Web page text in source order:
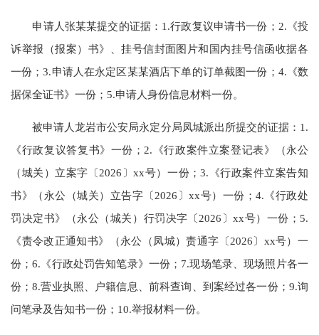
申请人张某某提交的证据：1.行政复议申请书一份；2.《投
诉举报（报案）书》、挂号信封面图片和国内挂号信函收据各
一份；3.申请人在永定区某某酒店下单的订单截图一份；4.《数
据保全证书》一份；5.申请人身份信息材料一份。
被申请人龙岩市公安局永定分局凤城派出所提交的证据：1.
《行政复议答复书》一份；2.《行政案件立案登记表》（永公
（城关）立案字〔2026〕xx号）一份；3.《行政案件立案告知
书》（永公（城关）立告字〔2026〕xx号）一份；4.《行政处
罚决定书》（永公（城关）行罚决字〔2026〕xx号）一份；5.
《责令改正通知书》（永公（凤城）责通字〔2026〕xx号）一
份；6.《行政处罚告知笔录》一份；7.现场笔录、现场照片各一
份；8.营业执照、户籍信息、前科查询、到案经过各一份；9.询
问笔录及告知书一份；10.举报材料一份。